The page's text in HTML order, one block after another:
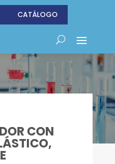
CATÁLOGO
CON